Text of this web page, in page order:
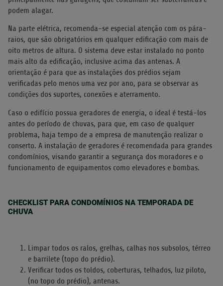
podem alagar.
Na parte elétrica, recomenda-se especial atenção com os pára-
raios, que são obrigatórios em qualquer edificação com mais de
oito metros de altura. O sistema deve estar instalado no ponto
mais alto da edificação, inclusive acima das antenas. A
orientação é para que as instalações dos prédios sejam
verificadas pelo menos uma vez por ano, para se observar as
condições dos suportes, conexões e aterramento.
Caso o edifício possua geradores de energia, o ideal é testá-los
antes do período de chuvas, para que, em caso de qualquer
problema, haja tempo de a empresa de manutenção realizar o
conserto. A instalação de geradores é recomendada para grandes
condomínios, visando garantir a segurança dos moradores e o
funcionamento de equipamentos como elevadores e bombas.
CHECKLIST PARA CONDOMÍNIOS NA TEMPORADA DE
CHUVA
Limpar todos os ralos, grelhas, calhas nos subsolos, térreo
e barrilete (topo do prédio).
Verificar todos os toldos, coberturas, telhados, luz piloto,
(no topo do prédio), antenas.